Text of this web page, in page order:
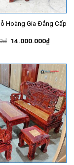
Hoàng Gia Đẳng Cấp
₫ Giá
14.000.000₫Giá
hiện